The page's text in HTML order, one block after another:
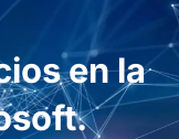
en la